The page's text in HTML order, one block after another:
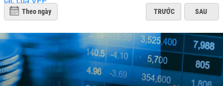
Theo ngày TRƯỚC SAU